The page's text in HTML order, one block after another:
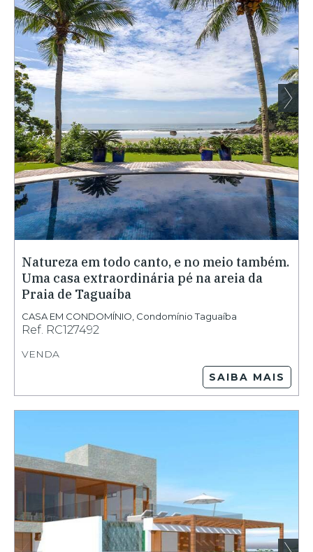
Natureza em todo canto, e no meio também.
Uma casa extraordinária pé na areia da
Praia de Taguaíba
CASA EM CONDOMÍNIO Condomínio Taguaíba
Ref. RC127492
VENDA
SAIBA MAIS